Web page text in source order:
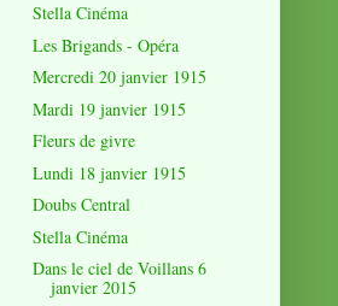
Stella Cinéma
Les Brigands - Opéra
Mercredi 20 janvier 1915
Mardi 19 janvier 1915
Fleurs de givre
Lundi 18 janvier 1915
Doubs Central
Stella Cinéma
Dans le ciel de Voillans 6
janvier 2015